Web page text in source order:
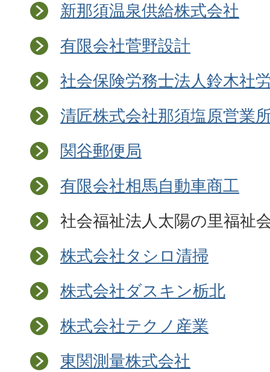
新那須温泉供給株式会社
有限会社菅野設計
社会保険労務士法人鈴木社
清匠株式会社那須塩原営業
関谷郵便局
有限会社相馬自動車商工
社会福祉法人太陽の里福祉
株式会社タシロ清掃
株式会社ダスキン栃北
株式会社テクノ産業
東関測量株式会社